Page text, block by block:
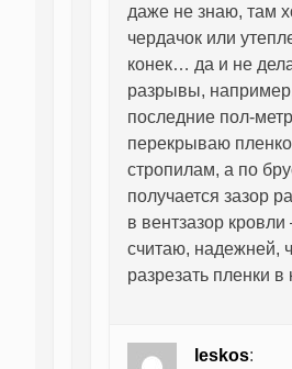
даже не знаю, там
чердачок или
конек… да и не
разрывы,
последние пол-
перекрываю
стропилам, а по
получается зазор
в вентзазор
считаю, надежней,
разрезать пленки
leskos: